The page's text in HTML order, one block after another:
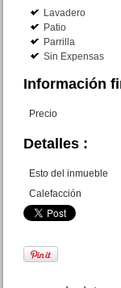
Lavadero
Patio
Parrilla
Sin Expensas
Información
Precio
Detalles :
Esto del inmueble
Calefacción